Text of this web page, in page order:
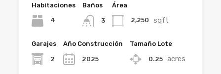
Habitaciones
4
Baños
3
Área
2,250 sqft
Garajes
2
Año Construcción
2025
Tamaño Lote
0.25 acres